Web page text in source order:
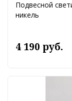
Подвесной
никель
4 190 руб.